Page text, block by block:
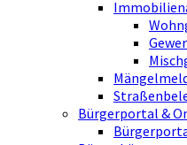
Bürgerportal &